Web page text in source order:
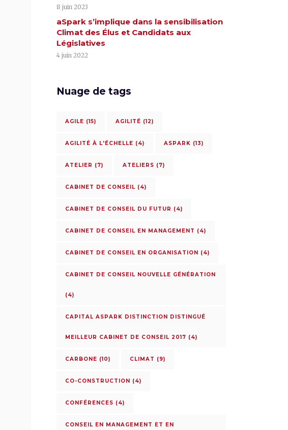
8 juin 2023
aSpark s’implique dans la sensibilisation
Climat des Élus et Candidats aux
Législatives
4 juin 2022
Nuage de tags
AGILE (15) AGILITÉ (12)
AGILITÉ À L'ÉCHELLE (4) ASPARK (13)
ATELIER (7) ATELIERS (7)
CABINET DE CONSEIL (4)
CABINET DE CONSEIL DU FUTUR (4)
CABINET DE CONSEIL EN MANAGEMENT (4)
CABINET DE CONSEIL EN ORGANISATION (4)
CABINET DE CONSEIL NOUVELLE GÉNÉRATION
(4)
CAPITAL ASPARK DISTINCTION DISTINGUÉ
MEILLEUR CABINET DE CONSEIL 2017 (4)
CARBONE (10) CLIMAT (9)
CO-CONSTRUCTION (4)
CONFÉRENCES (4)
CONSEIL EN MANAGEMENT ET EN